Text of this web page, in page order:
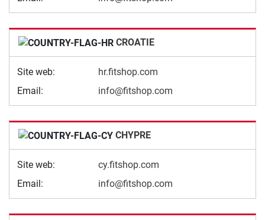
CROATIE
Site web:
hr.fitshop.com
Email:
info@fitshop.com
CHYPRE
Site web:
cy.fitshop.com
Email:
info@fitshop.com